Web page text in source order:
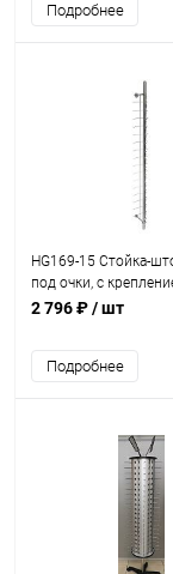
Подробнее
HG169-15 Стойка-
под очки, с
на 15 мест 1350 мм
2 796 ₽/ шт
Подробнее